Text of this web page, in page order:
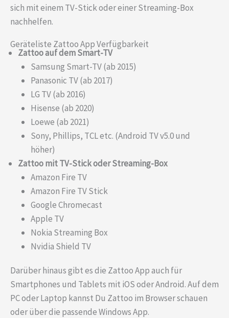
sich mit einem TV-Stick oder einer Streaming-Box
nachhelfen.
Geräteliste Zattoo App Verfügbarkeit
Zattoo auf dem Smart-TV
Samsung Smart-TV (ab 2015)
Panasonic TV (ab 2017)
LG TV (ab 2016)
Hisense (ab 2020)
Loewe (ab 2021)
Sony, Phillips, TCL etc. (Android TV v5.0 und
höher)
Zattoo mit TV-Stick oder Streaming-Box
Amazon Fire TV
Amazon Fire TV Stick
Google Chromecast
Apple TV
Nokia Streaming Box
Nvidia Shield TV
Darüber hinaus gibt es die Zattoo App auch für
Smartphones und Tablets mit iOS oder Android. Auf dem
PC oder Laptop kannst Du Zattoo im Browser schauen
oder über die passende Windows App.